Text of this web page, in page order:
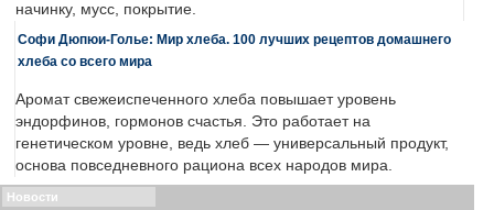
начинку, мусс, покрытие.
Софи Дюпюи-Голье: Мир хлеба. 100 лучших рецептов домашнего
хлеба со всего мира
Аромат свежеиспеченного хлеба повышает уровень
эндорфинов, гормонов счастья. Это работает на
генетическом уровне, ведь хлеб — универсальный продукт,
основа повседневного рациона всех народов мира.
Новости